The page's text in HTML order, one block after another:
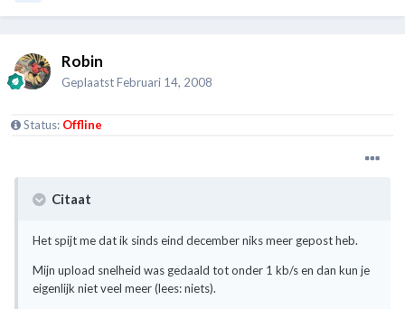
Robin
GeplaatstFebruari 14, 2008
Status: Offline
Citaat
Het spijt me dat ik sinds eind december niks meer gepost heb.
Mijn upload snelheid was gedaald tot onder 1 kb/s en dan kun je
eigenlijk niet veel meer (lees: niets).